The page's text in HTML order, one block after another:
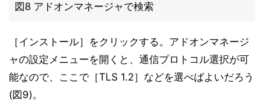
図8 アドオンマネージャで検索
［インストール］をクリックする。アドオンマネージ
ャの設定メニューを開くと、通信プロトコル選択が可
能なので、ここで［TLS 1.2］などを選べばよいだろう
(図9)。